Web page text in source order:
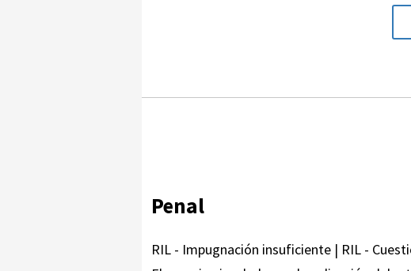
Penal
RIL - Impugnación insuficiente | RIL -